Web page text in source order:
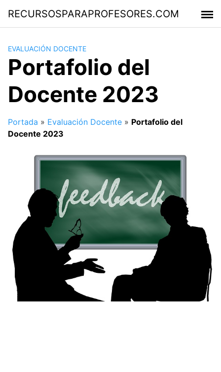
contenido
RECURSOSPARAPROFESORES.COM
EVALUACIÓN DOCENTE
Portafolio del
Docente 2023
Portada » Evaluación Docente » Portafolio del
Docente 2023